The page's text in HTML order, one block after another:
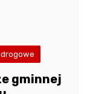
gminnej